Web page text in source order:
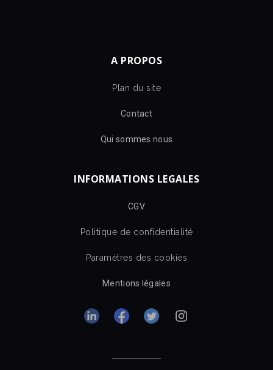
A PROPOS
Plan du site
Contact
Qui sommes nous
INFORMATIONS LEGALES
CGV
Politique de confidentialité
Paramètres des cookies
Mentions légales